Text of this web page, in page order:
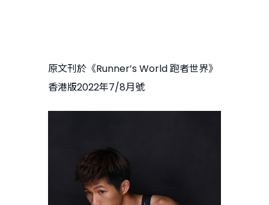
原文刊於《Runner’s World 跑者世界》
香港版2022年7/8月號